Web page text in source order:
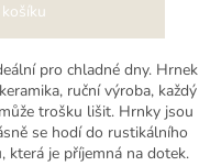
pro chladné dny. Hrnek
ruční výroba, každý
trošku lišit. Hrnky jsou
se hodí do rustikálního
která je příjemná na dotek.